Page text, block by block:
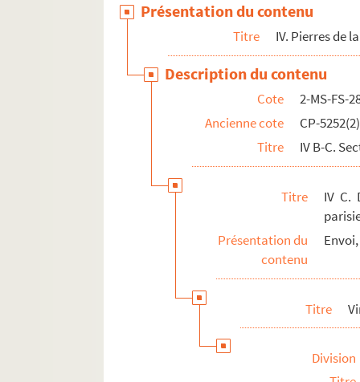
Présentation du contenu
Titre IV. Pierres de
Description du contenu
Cote
2-MS-FS-
Ancienne cote
CP-5252(2)
Titre
IV B-C.
Titre
IV C.
Présentation du
contenu
Titre
Division